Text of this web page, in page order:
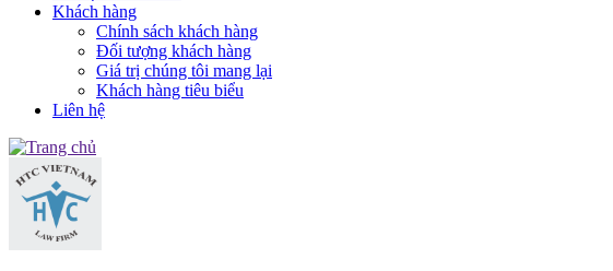
Khách hàng
Chính sách khách hàng
Đối tượng khách hàng
Giá trị chúng tôi mang lại
Khách hàng tiêu biểu
Liên hệ